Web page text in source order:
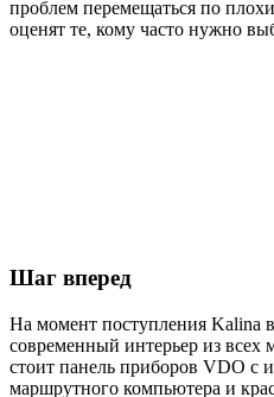
проблем перемещаться по
оценят те, кому часто нужно
Шаг вперед
На момент поступления Kalina
современный интерьер из всех
стоит панель приборов VDO c
маршрутного компьютера и